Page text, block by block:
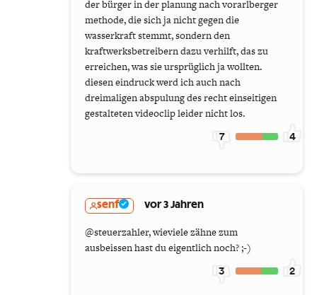
der bürger in der planung nach vorarlberger
methode, die sich ja nicht gegen die
wasserkraft stemmt, sondern den
kraftwerksbetreibern dazu verhilft, das zu
erreichen, was sie ursprüglich ja wollten.
diesen eindruck werd ich auch nach
dreimaligen abspulung des recht einseitigen
gestalteten videoclip leider nicht los.
7 4
senf vor 3 Jahren
@steuerzahler, wieviele zähne zum
ausbeissen hast du eigentlich noch? ;-)
3 2